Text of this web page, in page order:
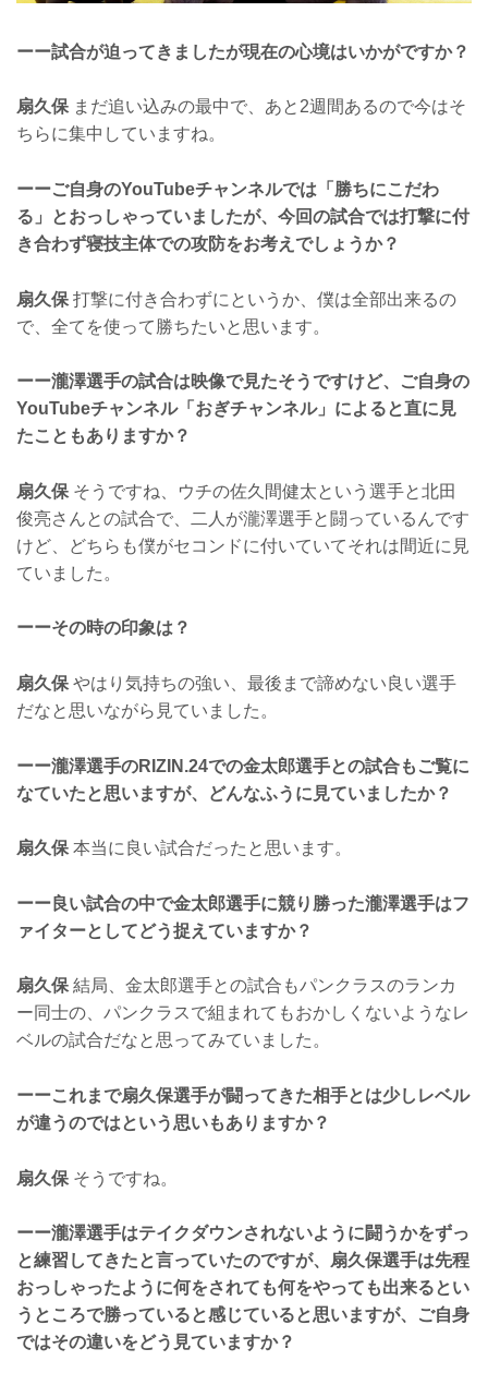
ーー試合が迫ってきましたが現在の心境はいかがですか？
扇久保 まだ追い込みの最中で、あと2週間あるので今はそ
ちらに集中していますね。
ーーご自身のYouTubeチャンネルでは「勝ちにこだわ
る」とおっしゃっていましたが、今回の試合では打撃に付
き合わず寝技主体での攻防をお考えでしょうか？
扇久保 打撃に付き合わずにというか、僕は全部出来るの
で、全てを使って勝ちたいと思います。
ーー瀧澤選手の試合は映像で見たそうですけど、ご自身の
YouTubeチャンネル「おぎチャンネル」によると直に見
たこともありますか？
扇久保 そうですね、ウチの佐久間健太という選手と北田
俊亮さんとの試合で、二人が瀧澤選手と闘っているんです
けど、どちらも僕がセコンドに付いていてそれは間近に見
ていました。
ーーその時の印象は？
扇久保 やはり気持ちの強い、最後まで諦めない良い選手
だなと思いながら見ていました。
ーー瀧澤選手のRIZIN.24での金太郎選手との試合もご覧に
なていたと思いますが、どんなふうに見ていましたか？
扇久保 本当に良い試合だったと思います。
ーー良い試合の中で金太郎選手に競り勝った瀧澤選手はフ
ァイターとしてどう捉えていますか？
扇久保 結局、金太郎選手との試合もパンクラスのランカ
ー同士の、パンクラスで組まれてもおかしくないようなレ
ベルの試合だなと思ってみていました。
ーーこれまで扇久保選手が闘ってきた相手とは少しレベル
が違うのではという思いもありますか？
扇久保 そうですね。
ーー瀧澤選手はテイクダウンされないように闘うかをずっ
と練習してきたと言っていたのですが、扇久保選手は先程
おっしゃったように何をされても何をやっても出来るとい
うところで勝っていると感じていると思いますが、ご自身
ではその違いをどう見ていますか？